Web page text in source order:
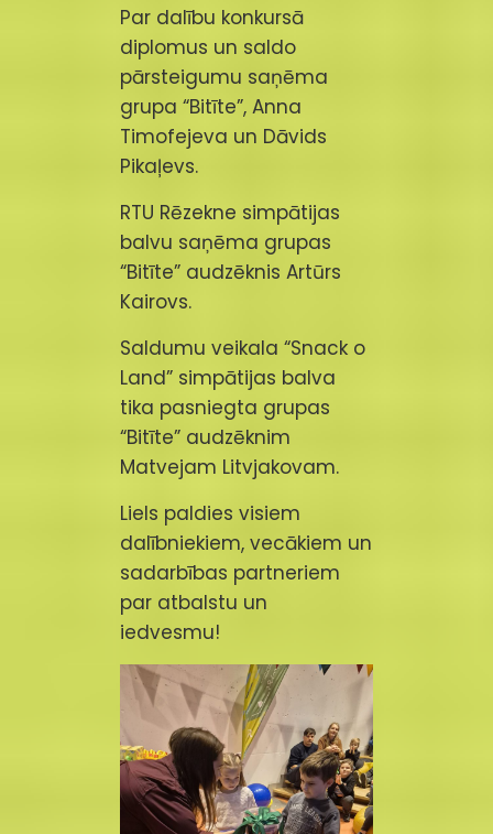
Par dalību konkursā
diplomus un saldo
pārsteigumu saņēma
grupa “Bitīte”, Anna
Timofejeva un Dāvids
Pikaļevs.
RTU Rēzekne simpātijas
balvu saņēma grupas
“Bitīte” audzēknis Artūrs
Kairovs.
Saldumu veikala “Snack o
Land” simpātijas balva
tika pasniegta grupas
“Bitīte” audzēknim
Matvejam Litvjakovam.
Liels paldies visiem
dalībniekiem, vecākiem un
sadarbības partneriem
par atbalstu un
iedvesmu!